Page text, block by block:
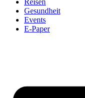
Gesundheit
Events
E-Paper